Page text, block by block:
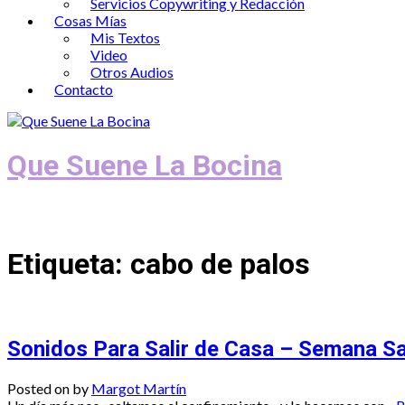
Cosas Mías
Mis Textos
Video
Otros Audios
Contacto
Que Suene La Bocina
Etiqueta: cabo de palos
Sonidos Para Salir de Casa – Semana
Posted on by Margot Martín